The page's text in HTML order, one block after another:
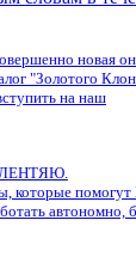
новая
"Золотого
на наш
ЛЕНТЯЮ.
которые помогут
автономно,